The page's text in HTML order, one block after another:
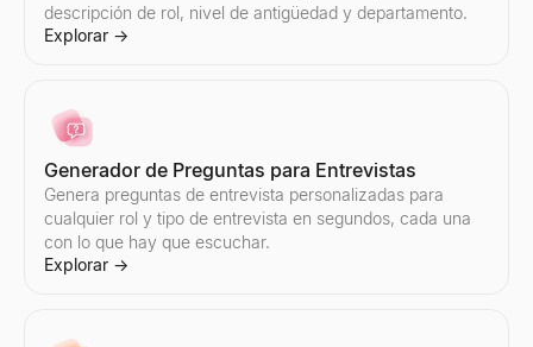
Verificador de spam de correo electrónico gratuito. Califica la
Explorar
Generador de Guiones de Venta
Encuentra al instante empresas similares a tus mejores
Explorar
descripción de rol, nivel de antigüedad y departamento.
Explorar →
Generador de Preguntas para Entrevistas
Genera preguntas de entrevista personalizadas para
cualquier rol y tipo de entrevista en segundos, cada una
con lo que hay que escuchar.
Explorar →